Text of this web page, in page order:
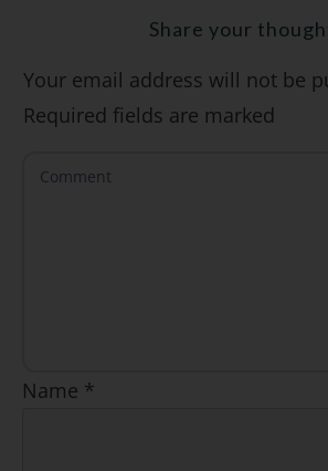
SÍ, QUIERO
Share your
Your email address will not be
Required fields are marked
Name *